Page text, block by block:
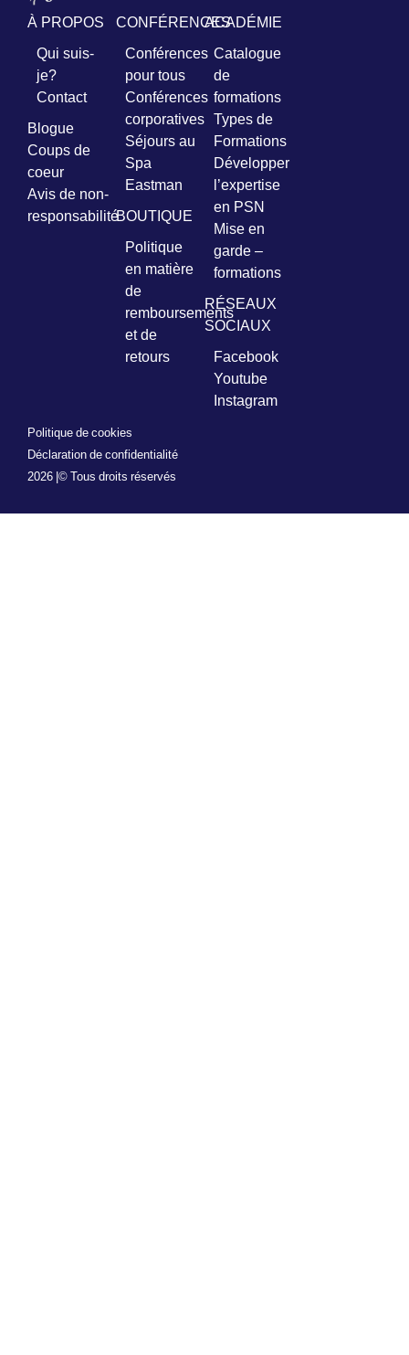
À PROPOS
Qui suis-
je?
Contact
Blogue
Coups de
coeur
Avis de non-
responsabilité
CONFÉRENCES
Conférences
pour tous
Conférences
corporatives
Séjours au
Spa
Eastman
BOUTIQUE
Politique
en matière
de
remboursements
et de
retours
ACADÉMIE
Catalogue
de
formations
Types de
Formations
Développer
l’expertise
en PSN
Mise en
garde –
formations
RÉSEAUX
SOCIAUX
Facebook
Youtube
Instagram
2026 |© Tous droits réservés
Politique de cookies
Déclaration de confidentialité